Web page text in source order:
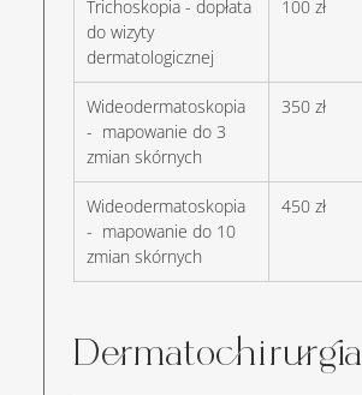
Trichoskopia - dopłata
do wizyty
dermatologicznej
100 zł
Wideodermatoskopia
-  mapowanie do 3
zmian skórnych
350 zł
Wideodermatoskopia
-  mapowanie do 10
zmian skórnych
450 zł
Dermatochirurgia